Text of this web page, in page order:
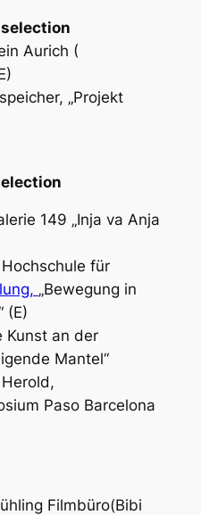
selection
Aurich (
„Projekt
149 „Inja va Anja
für
„Bewegung in
(E)
Kunst an der
Mantel“
Paso Barcelona
Filmbüro(Bibi